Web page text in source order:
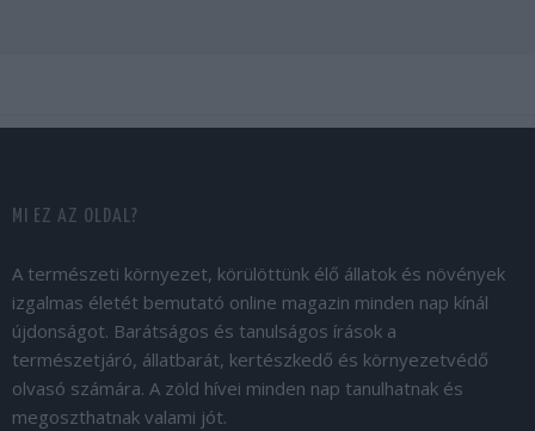
MI EZ AZ OLDAL?
A természeti környezet, körülöttünk élő állatok és növények
izgalmas életét bemutató online magazin minden nap kínál
újdonságot. Barátságos és tanulságos írások a
természetjáró, állatbarát, kertészkedő és környezetvédő
olvasó számára. A zöld hívei minden nap tanulhatnak és
megoszthatnak valami jót.